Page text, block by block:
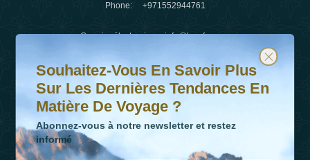
Phone: +971552944761
Courrier électronique:info@luxafar.com
WhatsApp N°
+442034682356
+971552944761
Souhaitez-vous en savoir plus sur les dernières
Abonnez-vous à notre newsletter et restez informé
Souhaitez-Vous En Savoir Plus
Sur Les Dernières Tendances En
Matière De Voyage ?
Abonnez-vous à notre newsletter et restez
informé